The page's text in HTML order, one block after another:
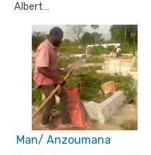
Albert…
Man/ Anzoumana